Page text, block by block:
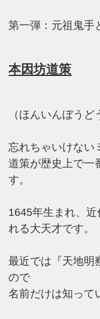
第一弾：元祖鬼手
本因坊道策
（ほんいんぼうど
忘れちゃいけない
道策が歴史上で一
す。
1645年生まれ、
れる大天才です。
最近では『天地明
ので
名前だけは知って